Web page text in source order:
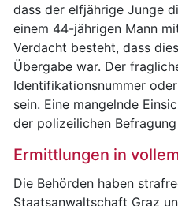
dass der elfjährige Junge
einem 44-jährigen Mann
Verdacht besteht, dass
Übergabe war. Der
Identifikationsnummer
sein. Eine mangelnde
der polizeilichen
Ermittlungen in
Die Behörden haben
Staatsanwaltschaft Graz